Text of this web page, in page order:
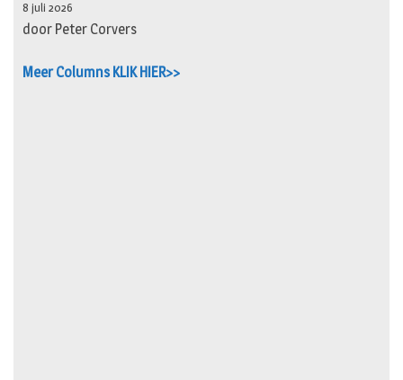
8 juli 2026
door Peter Corvers
Meer Columns KLIK HIER>>